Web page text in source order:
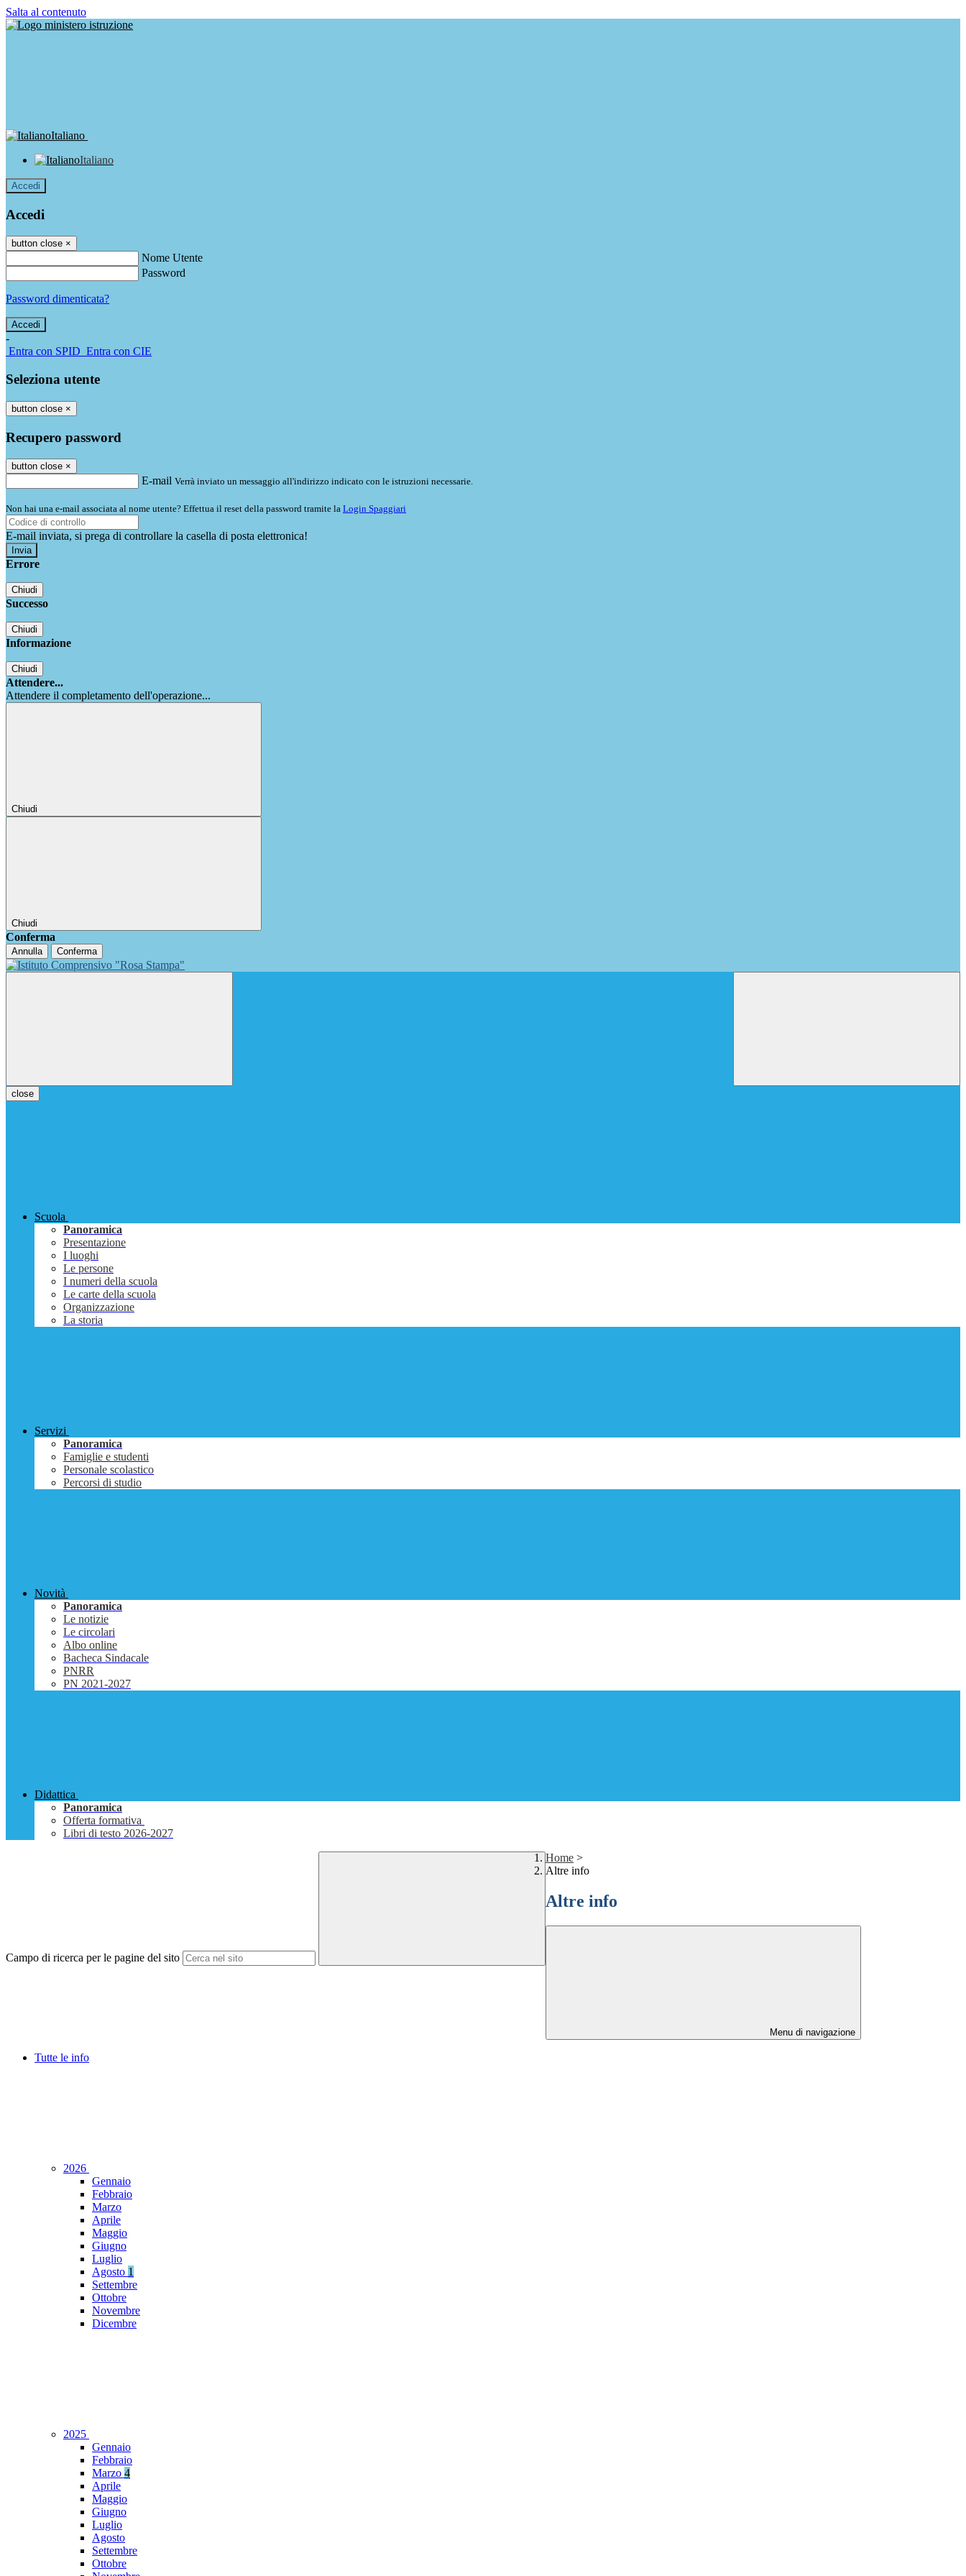
Salta al contenuto
Italiano
Italiano
Accedi
Accedi
button close ×
Nome Utente
Password
Password dimenticata?
-
Entra con SPID Entra con CIE
Seleziona utente
button close ×
Recupero password
button close ×
E-mail Verrà inviato un messaggio all'indirizzo indicato con le istruzioni necessarie.
Non hai una e-mail associata al nome utente? Effettua il reset della password tramite la Login Spaggiari
E-mail inviata, si prega di controllare la casella di posta elettronica!
Errore
Chiudi
Successo
Chiudi
Informazione
Chiudi
Attendere...
Attendere il completamento dell'operazione...
Chiudi
Chiudi
Conferma
Annulla Conferma
close
Scuola
Panoramica
Presentazione
I luoghi
Le persone
I numeri della scuola
Le carte della scuola
Organizzazione
La storia
Servizi
Panoramica
Famiglie e studenti
Personale scolastico
Percorsi di studio
Novità
Panoramica
Le notizie
Le circolari
Albo online
Bacheca Sindacale
PNRR
PN 2021-2027
Didattica
Panoramica
Offerta formativa
Libri di testo 2026-2027
Campo di ricerca per le pagine del sito
Home >
Altre info
Altre info
Menu di navigazione
Tutte le info
2026
Gennaio
Febbraio
Marzo
Aprile
Maggio
Giugno
Luglio
Agosto 1
Settembre
Ottobre
Novembre
Dicembre
2025
Gennaio
Febbraio
Marzo 4
Aprile
Maggio
Giugno
Luglio
Agosto
Settembre
Ottobre